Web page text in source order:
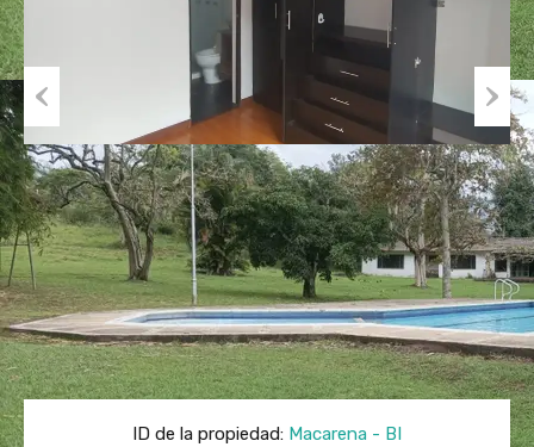
Previous Next
ID de la propiedad: Macarena - BI